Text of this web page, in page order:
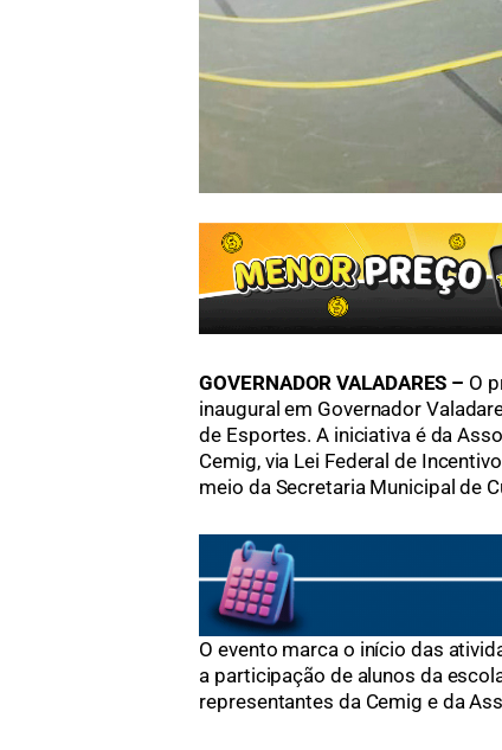
GOVERNADOR VALADARES – O
inaugural em Governador
de Esportes. A iniciativa é da
Cemig, via Lei Federal de
meio da Secretaria Municipal de
O evento marca o início das
a participação de alunos da
representantes da Cemig e da